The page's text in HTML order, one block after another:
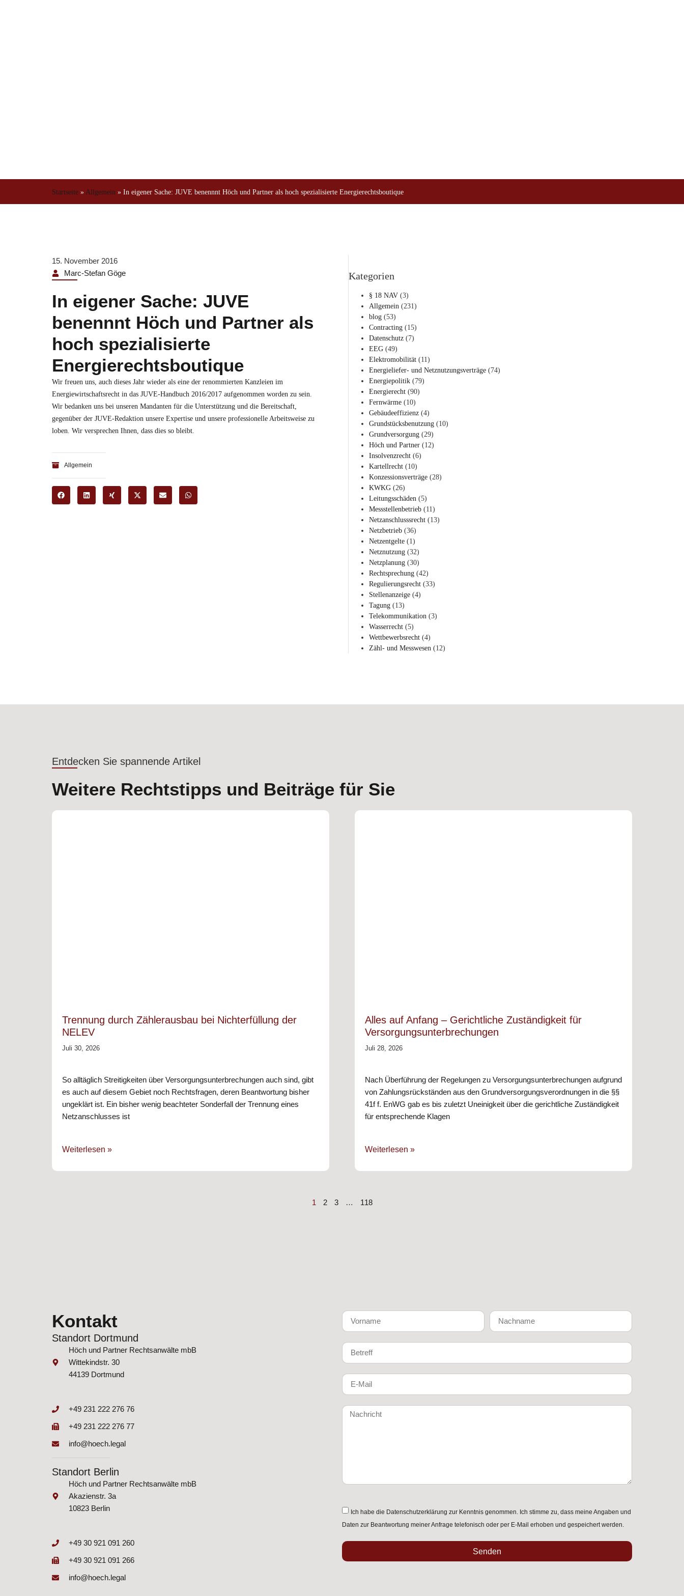
Startseite » Allgemein » In eigener Sache: JUVE benennnt Höch und Partner als hoch spezialisierte Energierechtsboutique
15. November 2016
Marc-Stefan Göge
In eigener Sache: JUVE
benennnt Höch und Partner als
hoch spezialisierte
Energierechtsboutique
Wir freuen uns, auch dieses Jahr wieder als eine der renommierten Kanzleien im
Energiewirtschaftsrecht in das JUVE-Handbuch 2016/2017 aufgenommen worden zu sein.
Wir bedanken uns bei unseren Mandanten für die Unterstützung und die Bereitschaft,
gegenüber der JUVE-Redaktion unsere Expertise und unsere professionelle Arbeitsweise zu
loben. Wir versprechen Ihnen, dass dies so bleibt.
Allgemein
Kategorien
§ 18 NAV (3)
Allgemein (231)
blog (53)
Contracting (15)
Datenschutz (7)
EEG (49)
Elektromobilität (11)
Energieliefer- und Netznutzungsverträge (74)
Energiepolitik (79)
Energierecht (90)
Fernwärme (10)
Gebäudeeffizienz (4)
Grundstücksbenutzung (10)
Grundversorgung (29)
Höch und Partner (12)
Insolvenzrecht (6)
Kartellrecht (10)
Konzessionsverträge (28)
KWKG (26)
Leitungsschäden (5)
Messstellenbetrieb (11)
Netzanschlusssrecht (13)
Netzbetrieb (36)
Netzentgelte (1)
Netznutzung (32)
Netzplanung (30)
Rechtsprechung (42)
Regulierungsrecht (33)
Stellenanzeige (4)
Tagung (13)
Telekommunikation (3)
Wasserrecht (5)
Wettbewerbsrecht (4)
Zähl- und Messwesen (12)
Entdecken Sie spannende Artikel
Weitere Rechtstipps und Beiträge für Sie
Trennung durch Zählerausbau bei Nichterfüllung der
NELEV
Juli 30, 2026
So alltäglich Streitigkeiten über Versorgungsunterbrechungen auch sind, gibt
es auch auf diesem Gebiet noch Rechtsfragen, deren Beantwortung bisher
ungeklärt ist. Ein bisher wenig beachteter Sonderfall der Trennung eines
Netzanschlusses ist
Weiterlesen »
Alles auf Anfang – Gerichtliche Zuständigkeit für
Versorgungsunterbrechungen
Juli 28, 2026
Nach Überführung der Regelungen zu Versorgungsunterbrechungen aufgrund
von Zahlungsrückständen aus den Grundversorgungsverordnungen in die §§
41f f. EnWG gab es bis zuletzt Uneinigkeit über die gerichtliche Zuständigkeit
für entsprechende Klagen
Weiterlesen »
1 2 3 … 118
Kontakt
Standort Dortmund
Höch und Partner Rechtsanwälte mbB
Wittekindstr. 30
44139 Dortmund
+49 231 222 276 76
+49 231 222 276 77
info@hoech.legal
Standort Berlin
Höch und Partner Rechtsanwälte mbB
Akazienstr. 3a
10823 Berlin
+49 30 921 091 260
+49 30 921 091 266
info@hoech.legal
Ich habe die Datenschutzerklärung zur Kenntnis genommen. Ich stimme zu, dass meine Angaben und
Daten zur Beantwortung meiner Anfrage telefonisch oder per E-Mail erhoben und gespeichert werden.
Senden